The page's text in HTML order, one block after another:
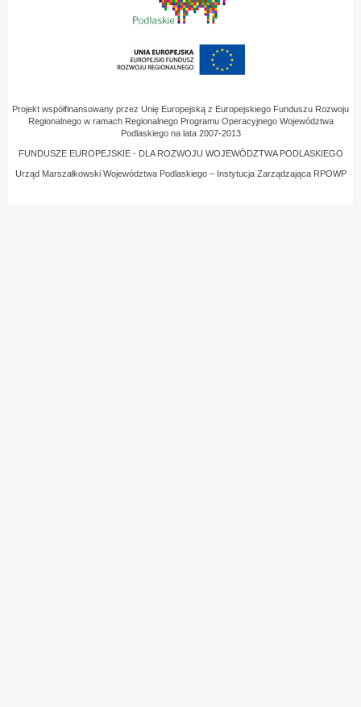
Projekt współfinansowany przez Unię Europejską z Europejskiego Funduszu Rozwoju
Regionalnego w ramach Regionalnego Programu Operacyjnego Województwa
Podlaskiego na lata 2007-2013
FUNDUSZE EUROPEJSKIE - DLA ROZWOJU WOJEWÓDZTWA PODLASKIEGO
Urząd Marszałkowski Województwa Podlaskiego – Instytucja Zarządzająca RPOWP